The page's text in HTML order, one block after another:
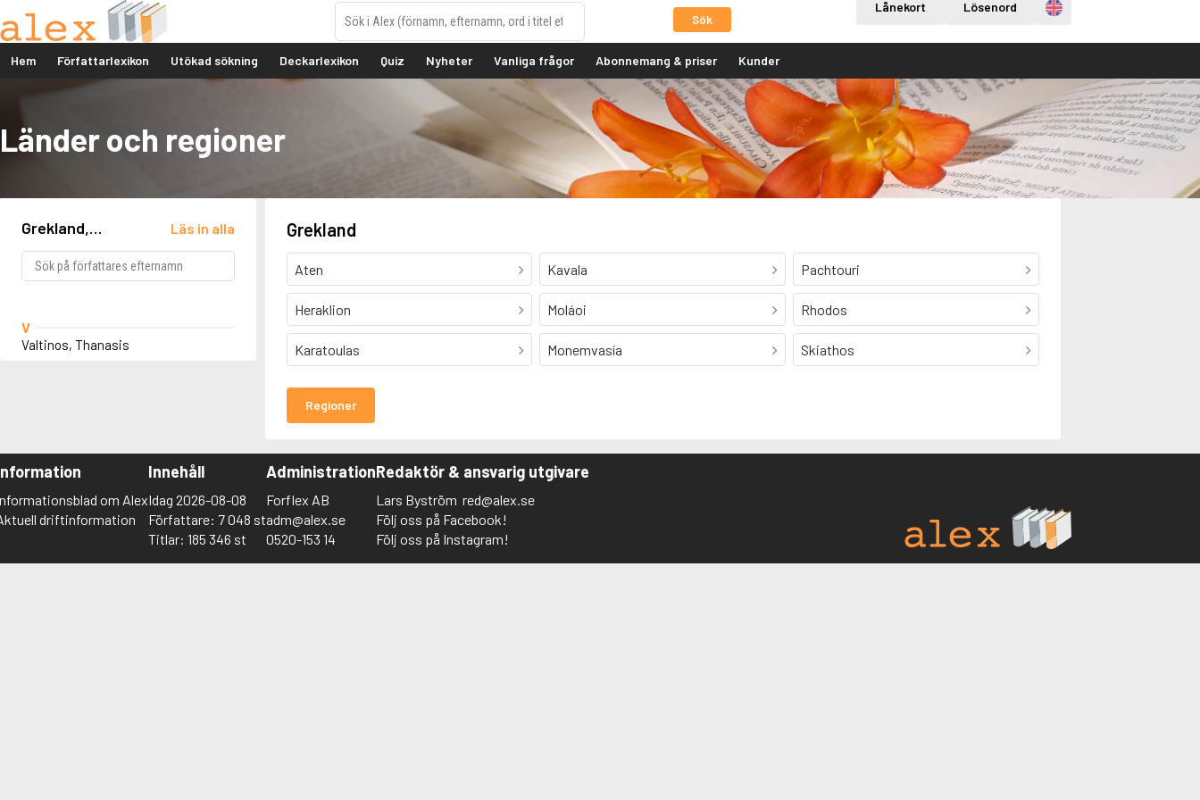
Sök
Lånekort Lösenord Engelska
Hem Författarlexikon Utökad sökning Deckarlexikon Quiz Nyheter Vanliga frågor Abonnemang & priser Kunder
Länder och regioner
Grekland,
Läs in alla
V
Valtinos, Thanasis
Grekland
Aten
Heraklion
Karatoulas
Kavala
Moláoi
Monemvasía
Pachtouri
Rhodos
Skiathos
Regioner
om Alex
driftinformation
Innehåll
Idag 2026-08-08
Författare: 7 048 st
Titlar: 185 346 st
Administration
Forflex AB
adm@alex.se
0520-153 14
Redaktör & ansvarig utgivare
Lars Byström red@alex.se
Följ oss på Facebook!
Följ oss på Instagram!